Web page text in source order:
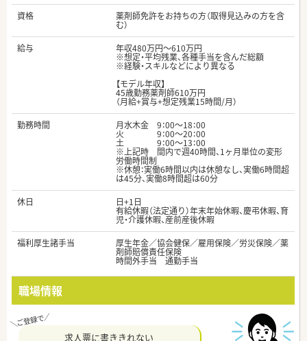
資格
薬剤師免許をお持ちの方（取得見込みの方を含
む）
給与
年収480万円～610万円
※想定・平均残業、各種手当を含んだ総額
※経験・スキルなどにより異なる
【モデル年収】
45歳勤務薬剤師610万円
（月給+賞与+想定残業15時間/月）
勤務時間
月水木金 9：00～18：00
火 9：00～20：00
土 9：00～13：00
※上記時 間内で週40時間、1ヶ月単位の変形
労働時間制
※休憩：実働6時間以内は休憩なし、実働6時間超
は45分、実働8時間超は60分
休日
日+1日
有給休暇（法定通り）年末年始休暇、慶弔休暇、育
児・介護休暇、産前産後休暇
福利厚生諸手当
厚生年金／協会健保／雇用保険／労災保険／薬
剤師賠償責任保険
時間外手当 通勤手当
職場情報
求人票に書ききれない